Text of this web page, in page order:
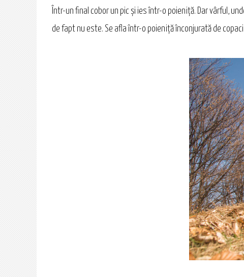
Într-un final cobor un pic şi ies într-o poieniţă. Dar vârful,
de fapt nu este. Se afla într-o poieniţă înconjurată de